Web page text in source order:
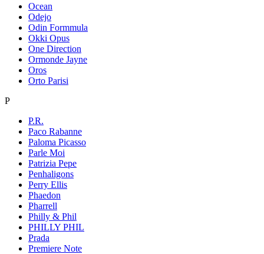
Ocean
Odejo
Odin Formmula
Okki Opus
One Direction
Ormonde Jayne
Oros
Orto Parisi
P
P.R.
Paco Rabanne
Paloma Picasso
Parle Moi
Patrizia Pepe
Penhaligons
Perry Ellis
Phaedon
Pharrell
Philly & Phil
PHILLY PHIL
Prada
Premiere Note